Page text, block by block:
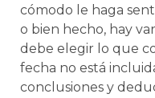
cómodo le haga
o bien hecho, hay
debe elegir lo que
fecha no está
conclusiones y